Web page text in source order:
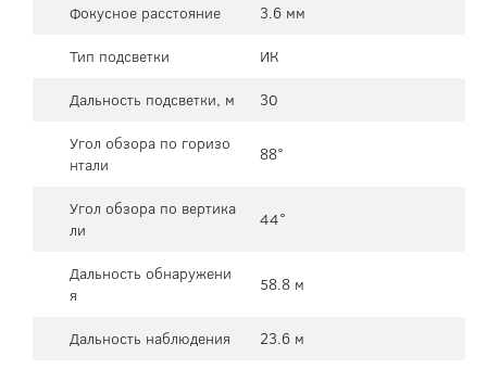
Фокусное расстояние
3.6 мм
Тип подсветки
ИК
Дальность подсветки, м
30
Угол обзора по горизо
нтали
88°
Угол обзора по вертика
ли
44°
Дальность обнаружени
я
58.8 м
Дальность наблюдения
23.6 м